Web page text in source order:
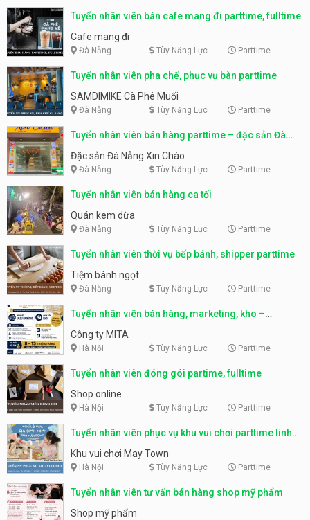
Tuyển nhân viên bán cafe mang đi parttime, fulltime
Cafe mang đi
Đà Nẵng Tùy Năng Lực Parttime
Tuyển nhân viên pha chế, phục vụ bàn parttime
SAMDIMIKE Cà Phê Muối
Đà Nẵng Tùy Năng Lực Parttime
Tuyển nhân viên bán hàng parttime – đặc sản Đà
Nẵng
Đặc sản Đà Nẵng Xin Chào
Đà Nẵng Tùy Năng Lực Parttime
Tuyển nhân viên bán hàng ca tối
Quán kem dừa
Đà Nẵng Tùy Năng Lực Parttime
Tuyển nhân viên thời vụ bếp bánh, shipper parttime
Tiệm bánh ngọt
Đà Nẵng Tùy Năng Lực Parttime
Tuyển nhân viên bán hàng, marketing, kho –
parttime, fulltime
Công ty MITA
Hà Nội Tùy Năng Lực Parttime
Tuyển nhân viên đóng gói partime, fulltime
Shop online
Hà Nội Tùy Năng Lực Parttime
Tuyển nhân viên phục vụ khu vui chơi parttime linh
động
Khu vui chơi May Town
Hà Nội Tùy Năng Lực Parttime
Tuyển nhân viên tư vấn bán hàng shop mỹ phẩm
Shop mỹ phẩm